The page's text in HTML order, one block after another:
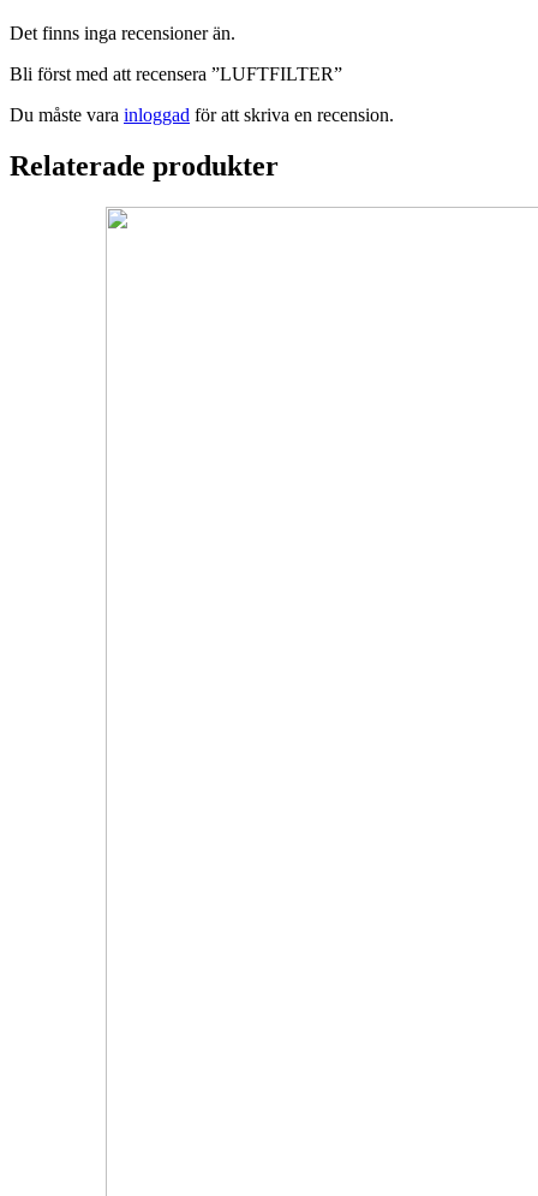
Det finns inga recensioner än.
Bli först med att recensera ”LUFTFILTER”
Du måste vara inloggad för att skriva en recension.
Relaterade produkter